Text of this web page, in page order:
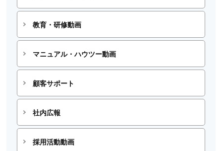
教育・研修動画
マニュアル・ハウツー動画
顧客サポート
社内広報
採用活動動画